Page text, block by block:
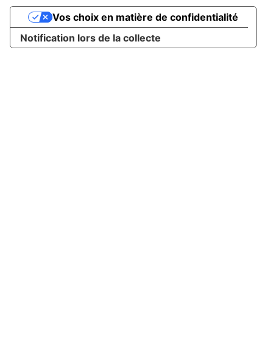
Notification lors de la collecte
Vos choix en matière de confidentialité